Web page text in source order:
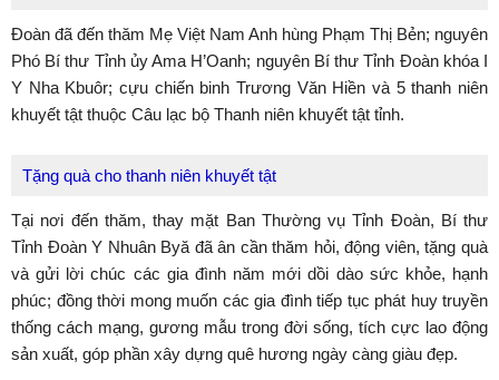
Đoàn đã đến thăm Mẹ Việt Nam Anh hùng Phạm Thị Bẻn; nguyên
Phó Bí thư Tỉnh ủy Ama H’Oanh; nguyên Bí thư Tỉnh Đoàn khóa I
Y Nha Kbuôr; cựu chiến binh Trương Văn Hiền và 5 thanh niên
khuyết tật thuộc Câu lạc bộ Thanh niên khuyết tật tỉnh.
Tặng quà cho thanh niên khuyết tật
Tại nơi đến thăm, thay mặt Ban Thường vụ Tỉnh Đoàn, Bí thư
Tỉnh Đoàn Y Nhuân Byă đã ân cần thăm hỏi, động viên, tặng quà
và gửi lời chúc các gia đình năm mới dồi dào sức khỏe, hạnh
phúc; đồng thời mong muốn các gia đình tiếp tục phát huy truyền
thống cách mạng, gương mẫu trong đời sống, tích cực lao động
sản xuất, góp phần xây dựng quê hương ngày càng giàu đẹp.